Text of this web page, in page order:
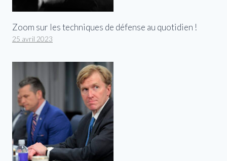
Zoom sur les techniques de défense au quotidien !
25 avril 2023